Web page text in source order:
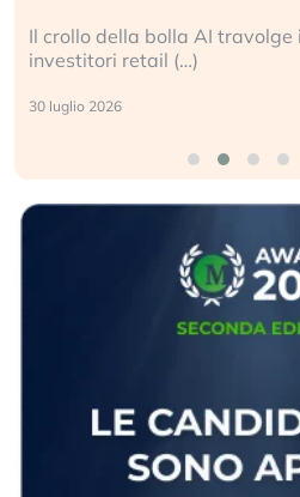
La ricchezza mondiale
sganciata dall’economia
24 luglio 2026